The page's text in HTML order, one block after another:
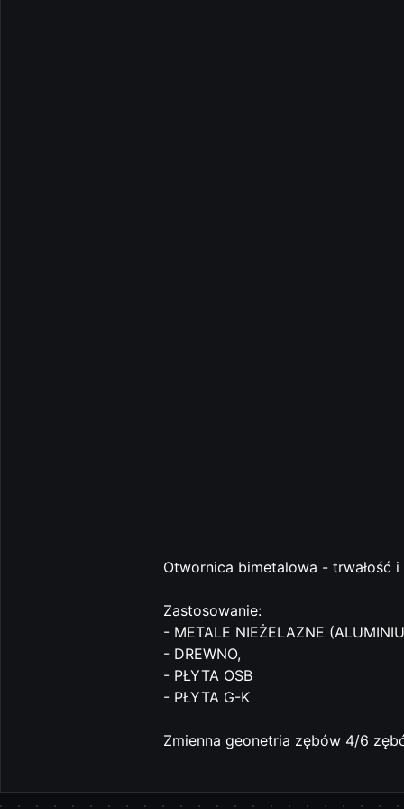
Otwornica bimetalowa - trwałość
Zastosowanie:
- METALE NIEŻELAZNE
- DREWNO,
- PŁYTA OSB
- PŁYTA G-K
Zmienna geonetria zębów 4/6